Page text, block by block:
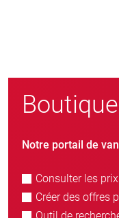
Notre portail de
Consulter les
Créer des offres